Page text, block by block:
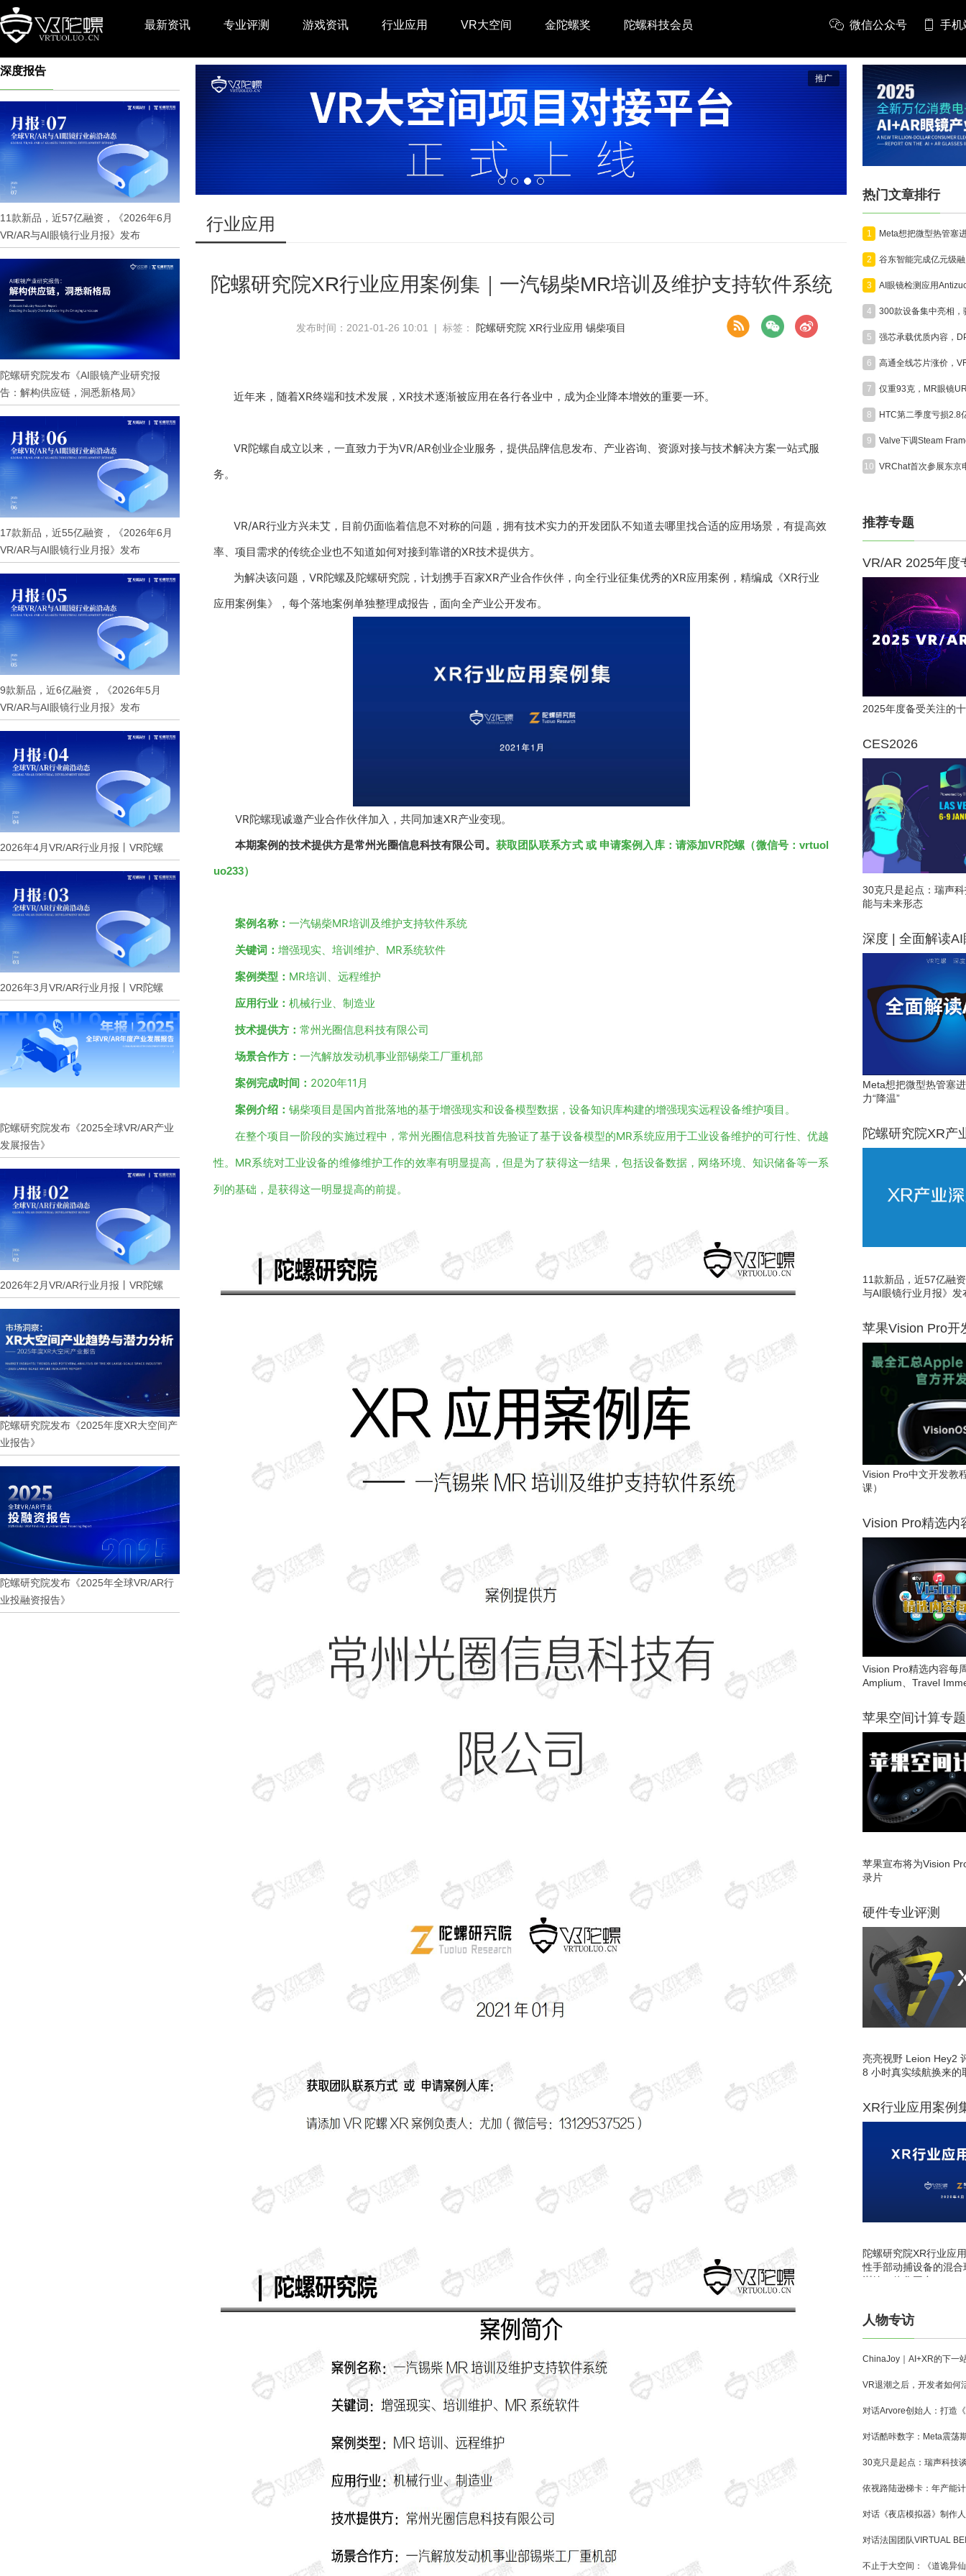
最新资讯 专业评测 游戏资讯 行业应用 VR大空间 金陀螺奖 陀螺科技会员 微信公众号 手机
深度报告
11款新品，近57亿融资，《2026年6月
VR/AR与AI眼镜行业月报》发布
陀螺研究院发布《AI眼镜产业研究报
告：解构供应链，洞悉新格局》
17款新品，近55亿融资，《2026年6月
VR/AR与AI眼镜行业月报》发布
9款新品，近6亿融资，《2026年5月
VR/AR与AI眼镜行业月报》发布
2026年4月VR/AR行业月报丨VR陀螺
2026年3月VR/AR行业月报丨VR陀螺
陀螺研究院发布《2025全球VR/AR产业
发展报告》
2026年2月VR/AR行业月报丨VR陀螺
陀螺研究院发布《2025年度XR大空间产
业报告》
陀螺研究院发布《2025年全球VR/AR行
业投融资报告》
推广
行业应用
陀螺研究院XR行业应用案例集｜一汽锡柴MR培训及维护支持软件系统
发布时间：2021-01-26 10:01 | 标签： 陀螺研究院 XR行业应用 锡柴项目
近年来，随着XR终端和技术发展，XR技术逐渐被应用在各行各业中，成为企业降本增效的重要一环。
VR陀螺自成立以来，一直致力于为VR/AR创业企业服务，提供品牌信息发布、产业咨询、资源对接与技术解决方案一站式服
务。
VR/AR行业方兴未艾，目前仍面临着信息不对称的问题，拥有技术实力的开发团队不知道去哪里找合适的应用场景，有提高效
率、项目需求的传统企业也不知道如何对接到靠谱的XR技术提供方。
为解决该问题，VR陀螺及陀螺研究院，计划携手百家XR产业合作伙伴，向全行业征集优秀的XR应用案例，精编成《XR行业
应用案例集》，每个落地案例单独整理成报告，面向全产业公开发布。
VR陀螺现诚邀产业合作伙伴加入，共同加速XR产业变现。
本期案例的技术提供方是常州光圈信息科技有限公司。 获取团队联系方式 或 申请案例入库：请添加VR陀螺（微信号：vrtuol
uo233）
案例名称： 一汽锡柴MR培训及维护支持软件系统
关键词： 增强现实、培训维护、MR系统软件
案例类型： MR培训、远程维护
应用行业： 机械行业、制造业
技术提供方： 常州光圈信息科技有限公司
场景合作方： 一汽解放发动机事业部锡柴工厂重机部
案例完成时间： 2020年11月
案例介绍： 锡柴项目是国内首批落地的基于增强现实和设备模型数据，设备知识库构建的增强现实远程设备维护项目。
在整个项目一阶段的实施过程中，常州光圈信息科技首先验证了基于设备模型的MR系统应用于工业设备维护的可行性、优越
性。MR系统对工业设备的维修维护工作的效率有明显提高，但是为了获得这一结果，包括设备数据，网络环境、知识储备等一系
列的基础，是获得这一明显提高的前提。
热门文章排行
1
2
3
4
5
6
7
8 HTC第二季度亏损2.8
9
10
推荐专题
VR/AR 2025年度
2025年度备受关注的
CES2026
30克只是起点：瑞声
能与未来形态
深度 | 全面解读AI
Meta想把微型热管塞
力“降温”
陀螺研究院XR产
11款新品，近57亿融
与AI眼镜行业月报》发
苹果Vision Pro开
Vision Pro中文开发教
课）
Vision Pro精选内
Vision Pro精选内容每
Amplium、Travel
苹果空间计算专题
苹果宣布将为Vision
录片
硬件专业评测
亮亮视野 Leion Hey2
8 小时真实续航换来的
XR行业应用案例
陀螺研究院XR行业应
性手部动捕设备的混
训练一体化平台
人物专访